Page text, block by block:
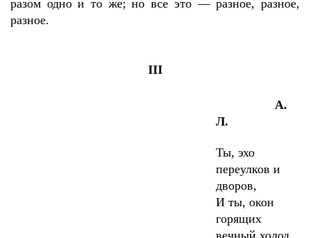
разом одно и то же; но все это — разное, разное,
разное.
III
А.
Л.
Ты, эхо
переулков и
дворов,
И ты, окон
горящих
вечный холод,